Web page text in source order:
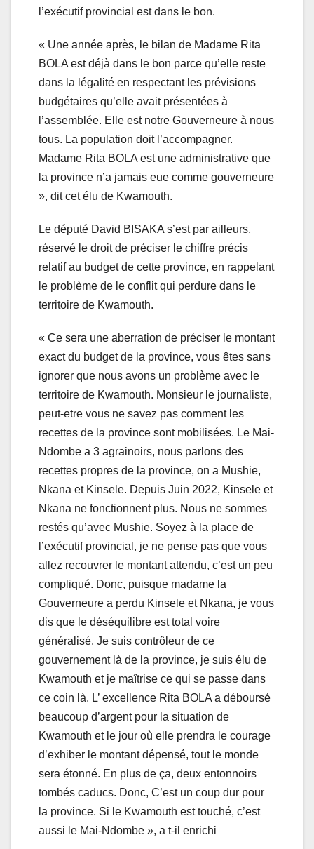
l’exécutif provincial est dans le bon.
« Une année après, le bilan de Madame Rita
BOLA est déjà dans le bon parce qu’elle reste
dans la légalité en respectant les prévisions
budgétaires qu’elle avait présentées à
l’assemblée. Elle est notre Gouverneure à nous
tous. La population doit l’accompagner.
Madame Rita BOLA est une administrative que
la province n’a jamais eue comme gouverneure
», dit cet élu de Kwamouth.
Le député David BISAKA s’est par ailleurs,
réservé le droit de préciser le chiffre précis
relatif au budget de cette province, en rappelant
le problème de le conflit qui perdure dans le
territoire de Kwamouth.
« Ce sera une aberration de préciser le montant
exact du budget de la province, vous êtes sans
ignorer que nous avons un problème avec le
territoire de Kwamouth. Monsieur le journaliste,
peut-etre vous ne savez pas comment les
recettes de la province sont mobilisées. Le Mai-
Ndombe a 3 agrainoirs, nous parlons des
recettes propres de la province, on a Mushie,
Nkana et Kinsele. Depuis Juin 2022, Kinsele et
Nkana ne fonctionnent plus. Nous ne sommes
restés qu’avec Mushie. Soyez à la place de
l’exécutif provincial, je ne pense pas que vous
allez recouvrer le montant attendu, c’est un peu
compliqué. Donc, puisque madame la
Gouverneure a perdu Kinsele et Nkana, je vous
dis que le déséquilibre est total voire
généralisé. Je suis contrôleur de ce
gouvernement là de la province, je suis élu de
Kwamouth et je maîtrise ce qui se passe dans
ce coin là. L’ excellence Rita BOLA a déboursé
beaucoup d’argent pour la situation de
Kwamouth et le jour où elle prendra le courage
d’exhiber le montant dépensé, tout le monde
sera étonné. En plus de ça, deux entonnoirs
tombés caducs. Donc, C’est un coup dur pour
la province. Si le Kwamouth est touché, c’est
aussi le Mai-Ndombe », a t-il enrichi